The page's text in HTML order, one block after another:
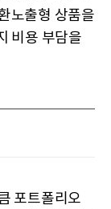
노출형 상품을
비용 부담을
포트폴리오